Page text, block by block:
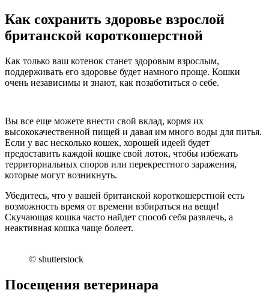
Как сохранить здоровье взрослой
британской короткошерстной
Как только ваш котенок станет здоровым взрослым,
поддерживать его здоровье будет намного проще. Кошки
очень независимы и знают, как позаботиться о себе.
Вы все еще можете внести свой вклад, кормя их
высококачественной пищей и давая им много воды для питья.
Если у вас несколько кошек, хорошей идеей будет
предоставить каждой кошке свой лоток, чтобы избежать
территориальных споров или перекрестного заражения,
которые могут возникнуть.
Убедитесь, что у вашей британской короткошерстной есть
возможность время от времени взбираться на вещи!
Скучающая кошка часто найдет способ себя развлечь, а
неактивная кошка чаще болеет.
© shutterstock
Посещения ветеринара